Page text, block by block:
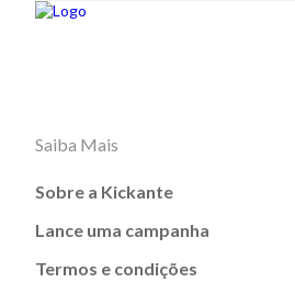
Saiba Mais
Sobre a Kickante
Lance uma campanha
Termos e condições